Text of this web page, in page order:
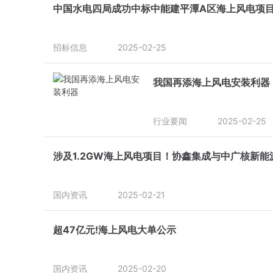
中国水电四局成功中标中能建平潭A区海上风电项目
招标信息 2025-02-25
我国再添海上风电安装利器
行业要闻 2025-02-25
涉及1.2GW海上风电项目！协鑫集成与中广核新能
国内资讯 2025-02-21
超47亿元!海上风电大单公示
国内资讯 2025-02-20